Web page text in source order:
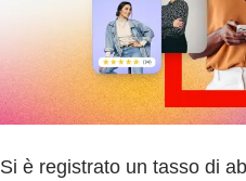
Si è registrato un tasso di